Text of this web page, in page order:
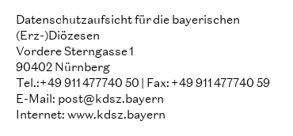
Datenschutzaufsicht für die bayerischen
(Erz-)Diözesen
Vordere Sterngasse 1
90402 Nürnberg
Tel.:+49 911 477740 50 | Fax: +49 911 477740 59
E-Mail: post@kdsz.bayern
Internet: www.kdsz.bayern